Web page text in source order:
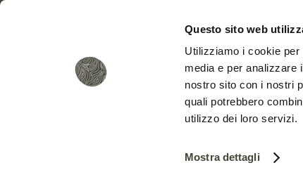
Questo sito web
Utilizziamo i cookie
media e per analizzare
nostro sito con i nostri
quali potrebbero
utilizzo dei loro servizi.
Mostra dettagli
La